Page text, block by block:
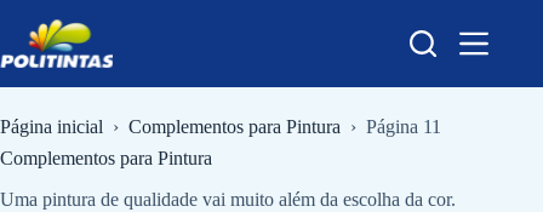
para
o
conteúdo
Página inicial › Complementos para Pintura › Página 11
Complementos para Pintura
Uma pintura de qualidade vai muito além da escolha da cor.